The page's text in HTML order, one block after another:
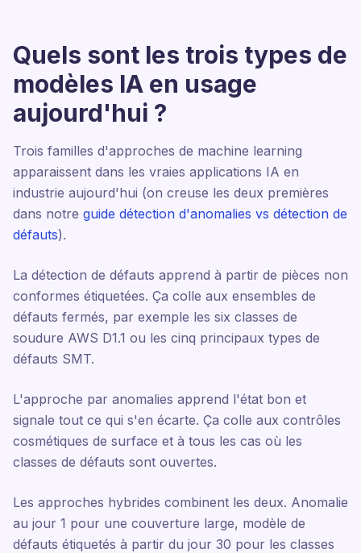
Quels sont les trois types de
modèles IA en usage
aujourd'hui ?
Trois familles d'approches de machine learning
apparaissent dans les vraies applications IA en
industrie aujourd'hui (on creuse les deux premières
dans notre guide détection d'anomalies vs détection de
défauts).
La détection de défauts apprend à partir de pièces non
conformes étiquetées. Ça colle aux ensembles de
défauts fermés, par exemple les six classes de
soudure AWS D1.1 ou les cinq principaux types de
défauts SMT.
L'approche par anomalies apprend l'état bon et
signale tout ce qui s'en écarte. Ça colle aux contrôles
cosmétiques de surface et à tous les cas où les
classes de défauts sont ouvertes.
Les approches hybrides combinent les deux. Anomalie
au jour 1 pour une couverture large, modèle de
défauts étiquetés à partir du jour 30 pour les classes